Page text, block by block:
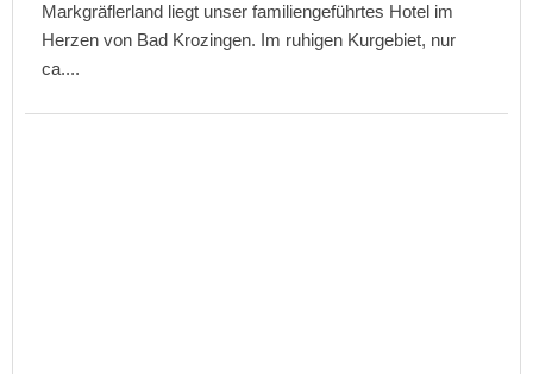
Markgräflerland liegt unser familiengeführtes Hotel im
Herzen von Bad Krozingen. Im ruhigen Kurgebiet, nur
ca....